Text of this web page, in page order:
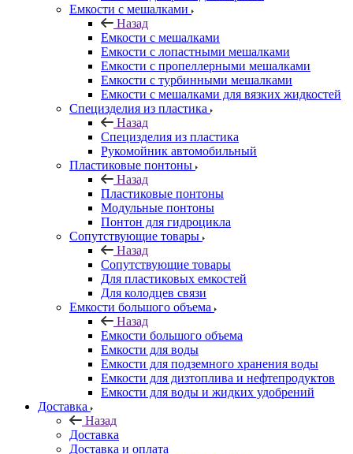
Емкости с мешалками
Назад
Емкости с мешалками
Емкости с лопастными мешалками
Емкости с пропеллерными мешалками
Емкости с турбинными мешалками
Емкости с мешалками для вязких жидкостей
Специзделия из пластика
Назад
Специзделия из пластика
Рукомойник автомобильный
Пластиковые понтоны
Назад
Пластиковые понтоны
Модульные понтоны
Понтон для гидроцикла
Сопутствующие товары
Назад
Сопутствующие товары
Для пластиковых емкостей
Для колодцев связи
Емкости большого объема
Назад
Емкости большого объема
Емкости для воды
Емкости для подземного хранения воды
Емкости для дизтоплива и нефтепродуктов
Емкости для воды и жидких удобрений
Доставка
Назад
Доставка
Доставка и оплата